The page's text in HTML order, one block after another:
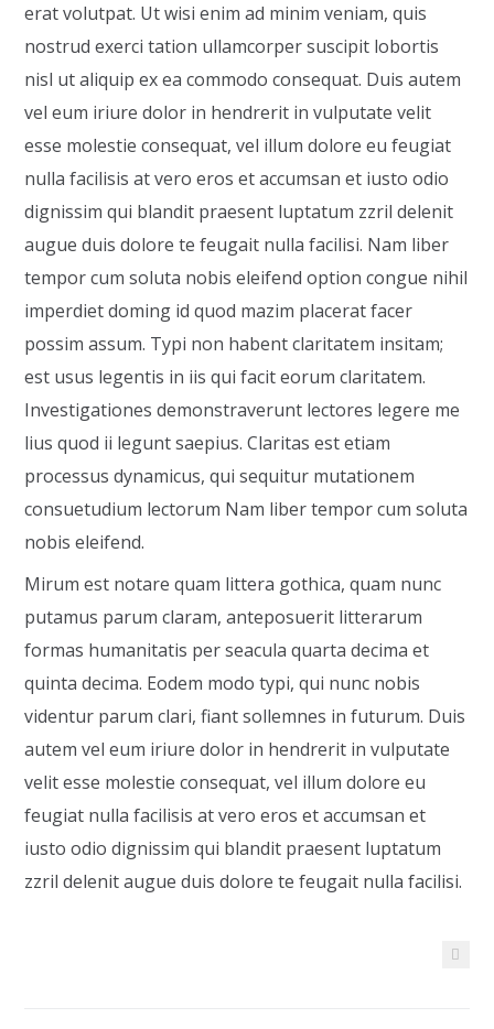
erat volutpat. Ut wisi enim ad minim veniam, quis
nostrud exerci tation ullamcorper suscipit lobortis
nisl ut aliquip ex ea commodo consequat. Duis autem
vel eum iriure dolor in hendrerit in vulputate velit
esse molestie consequat, vel illum dolore eu feugiat
nulla facilisis at vero eros et accumsan et iusto odio
dignissim qui blandit praesent luptatum zzril delenit
augue duis dolore te feugait nulla facilisi. Nam liber
tempor cum soluta nobis eleifend option congue nihil
imperdiet doming id quod mazim placerat facer
possim assum. Typi non habent claritatem insitam;
est usus legentis in iis qui facit eorum claritatem.
Investigationes demonstraverunt lectores legere me
lius quod ii legunt saepius. Claritas est etiam
processus dynamicus, qui sequitur mutationem
consuetudium lectorum Nam liber tempor cum soluta
nobis eleifend.
Mirum est notare quam littera gothica, quam nunc
putamus parum claram, anteposuerit litterarum
formas humanitatis per seacula quarta decima et
quinta decima. Eodem modo typi, qui nunc nobis
videntur parum clari, fiant sollemnes in futurum. Duis
autem vel eum iriure dolor in hendrerit in vulputate
velit esse molestie consequat, vel illum dolore eu
feugiat nulla facilisis at vero eros et accumsan et
iusto odio dignissim qui blandit praesent luptatum
zzril delenit augue duis dolore te feugait nulla facilisi.